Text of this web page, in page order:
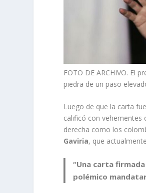
FOTO DE ARCHIVO. El
piedra de un paso
Luego de que la carta
calificó con vehementes
derecha como los
Gaviria, que
“Una carta
polémico